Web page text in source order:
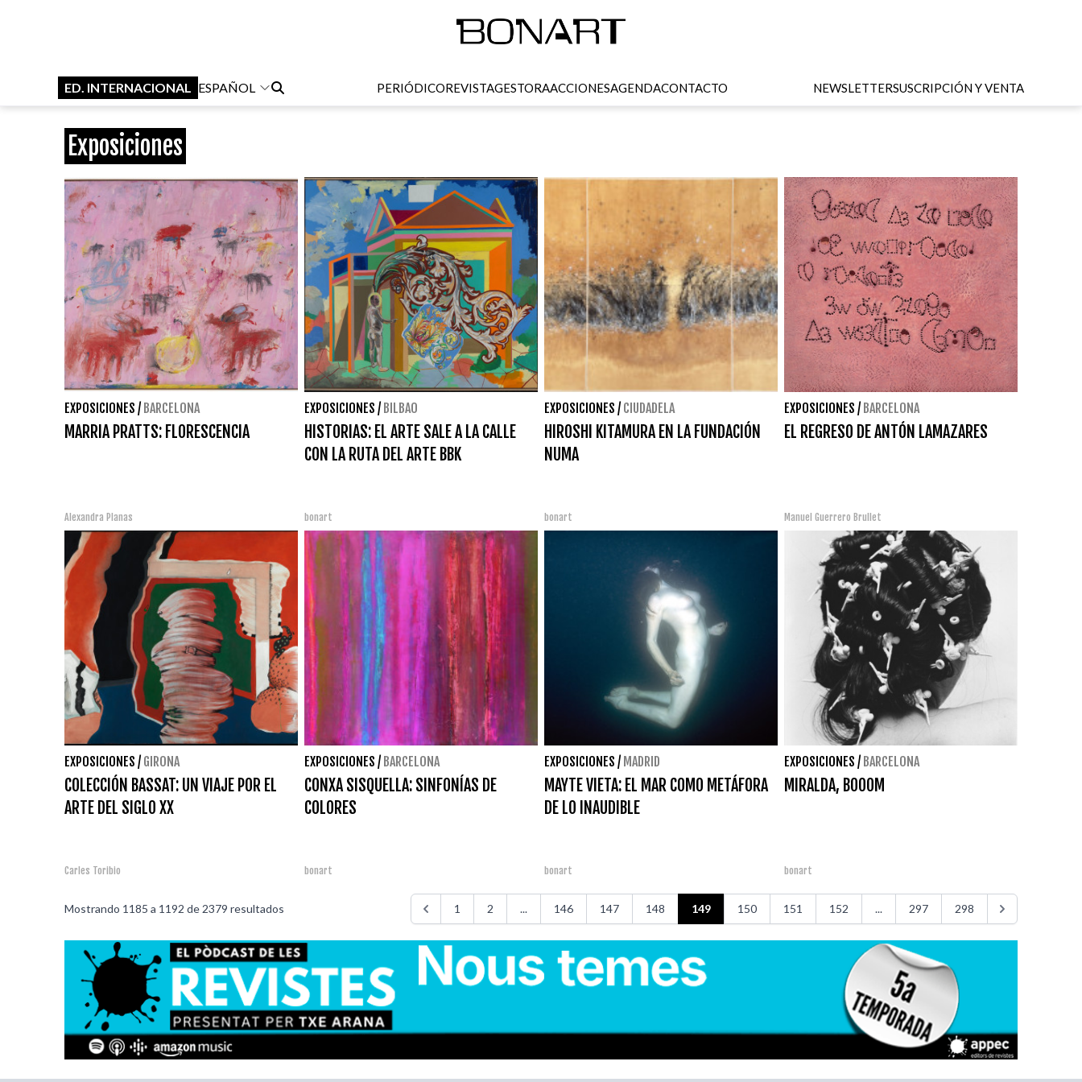
ED. INTERNACIONAL ESPAÑOL PERIÓDICOREVISTAGESTORAACCIONESAGENDACONTACTO NEWSLETTERSUSCRIPCIÓN Y VENTA
Exposiciones
EXPOSICIONES / BARCELONA
MARRIA PRATTS: FLORESCENCIA
Alexandra Planas
EXPOSICIONES / BILBAO
HISTORIAS: EL ARTE SALE A LA CALLE
CON LA RUTA DEL ARTE BBK
bonart
EXPOSICIONES / CIUDADELA
HIROSHI KITAMURA EN LA FUNDACIÓN
NUMA
bonart
EXPOSICIONES / BARCELONA
EL REGRESO DE ANTÓN LAMAZARES
Manuel Guerrero Brullet
EXPOSICIONES / GIRONA
COLECCIÓN BASSAT: UN VIAJE POR EL
ARTE DEL SIGLO XX
Carles Toribio
EXPOSICIONES / BARCELONA
CONXA SISQUELLA: SINFONÍAS DE
COLORES
bonart
EXPOSICIONES / MADRID
MAYTE VIETA: EL MAR COMO METÁFORA
DE LO INAUDIBLE
bonart
EXPOSICIONES / BARCELONA
MIRALDA, BOOOM
bonart
Mostrando 1185 a 1192 de 2379 resultados 1 2 ... 146 147 148 149 150 151 152 ... 297 298